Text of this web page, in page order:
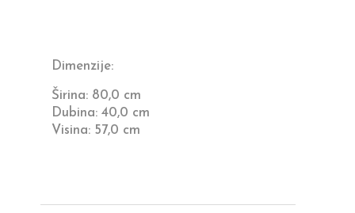
Dimenzije:
Širina: 80,0 cm
Dubina: 40,0 cm
Visina: 57,0 cm